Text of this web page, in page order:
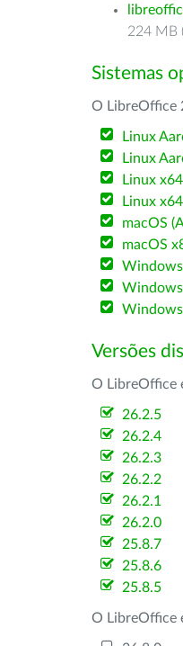
224 MB (
Sistemas
O LibreOffice
Linux
Linux
Linux
Linux
macOS
macOS
Versões
O LibreOffice
26.2.5
26.2.4
26.2.3
26.2.2
26.2.1
26.2.0
25.8.7
25.8.6
25.8.5
O LibreOffice